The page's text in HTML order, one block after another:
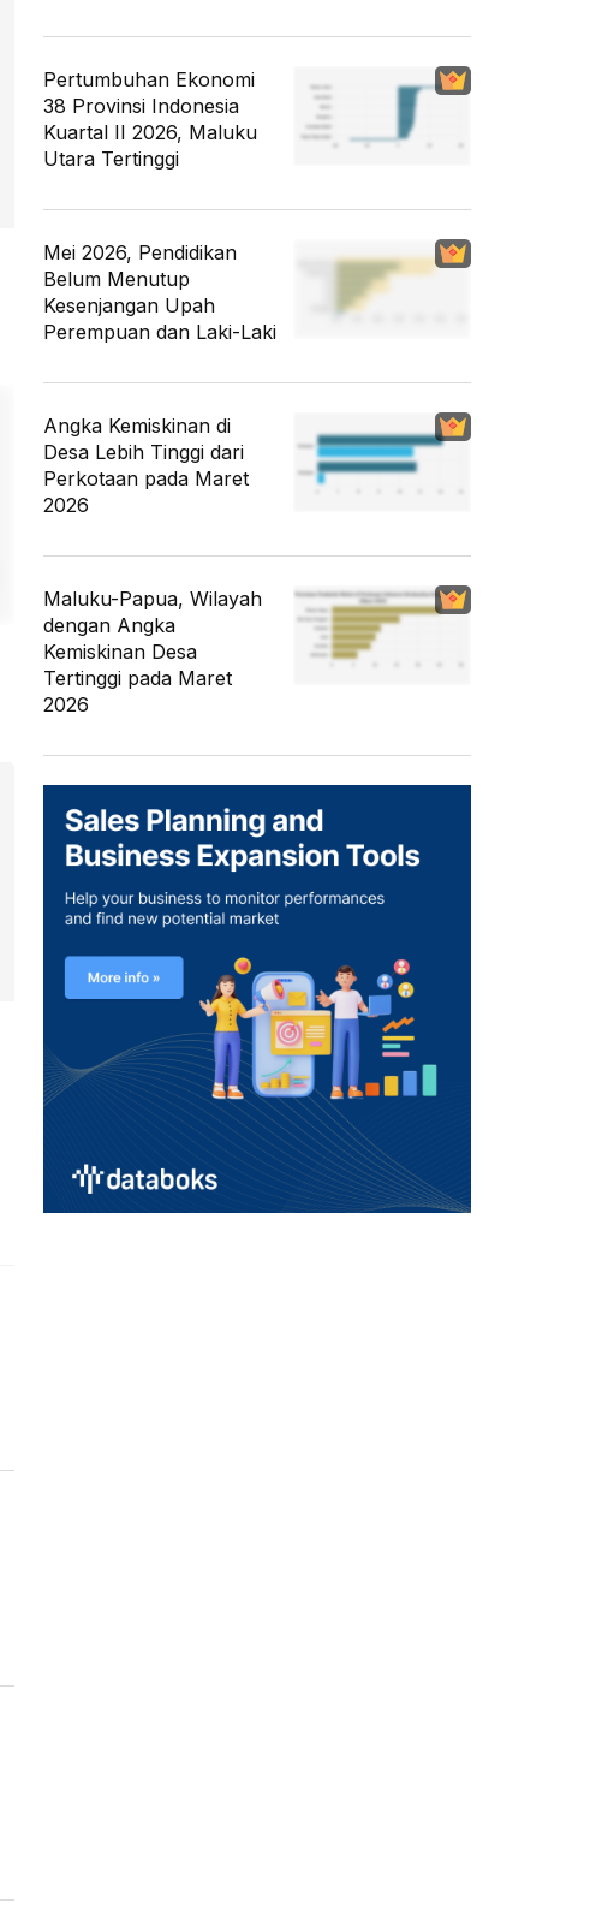
Pertumbuhan Ekonomi
38 Provinsi Indonesia
Kuartal II 2026, Maluku
Utara Tertinggi
Mei 2026, Pendidikan
Belum Menutup
Kesenjangan Upah
Perempuan dan Laki-Laki
Angka Kemiskinan di
Desa Lebih Tinggi dari
Perkotaan pada Maret
2026
Maluku-Papua, Wilayah
dengan Angka
Kemiskinan Desa
Tertinggi pada Maret
2026